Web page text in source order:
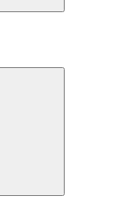
規約
示
示